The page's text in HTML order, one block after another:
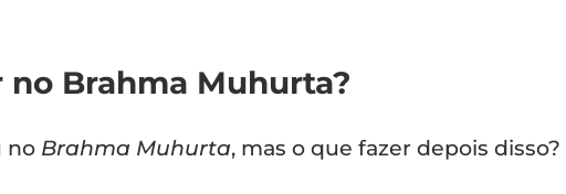
no Brahma Muhurta?
no Brahma Muhurta, mas o que fazer depois disso?